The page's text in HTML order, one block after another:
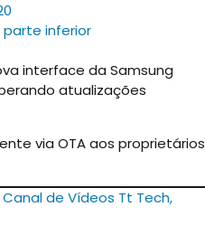
inferior
interface da Samsung
atualizações
via OTA aos proprietários
Canal de Vídeos Tt Tech,